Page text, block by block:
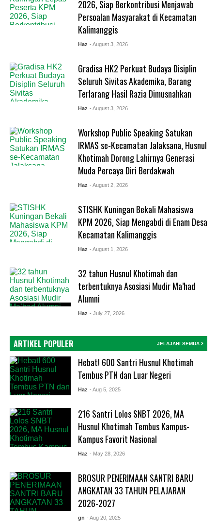
2026, Siap Berkontribusi Menjawab
Persoalan Masyarakat di Kecamatan
Kalimanggis
Haz - August 3, 2026
Gradisa HK2 Perkuat Budaya Disiplin
Seluruh Sivitas Akademika, Barang
Terlarang Hasil Razia Dimusnahkan
Haz - August 3, 2026
Workshop Public Speaking Satukan
IRMAS se-Kecamatan Jalaksana, Husnul
Khotimah Dorong Lahirnya Generasi
Muda Percaya Diri Berdakwah
Haz - August 2, 2026
STISHK Kuningan Bekali Mahasiswa
KPM 2026, Siap Mengabdi di Enam Desa
Kecamatan Kalimanggis
Haz - August 1, 2026
32 tahun Husnul Khotimah dan
terbentuknya Asosiasi Mudir Ma’had
Alumni
Haz - July 27, 2026
ARTIKEL POPULER JELAJAHI SEMUA
Hebat! 600 Santri Husnul Khotimah
Tembus PTN dan Luar Negeri
Haz - Aug 5, 2025
216 Santri Lolos SNBT 2026, MA
Husnul Khotimah Tembus Kampus-
Kampus Favorit Nasional
Haz - May 28, 2026
BROSUR PENERIMAAN SANTRI BARU
ANGKATAN 33 TAHUN PELAJARAN
2026-2027
gn - Aug 20, 2025